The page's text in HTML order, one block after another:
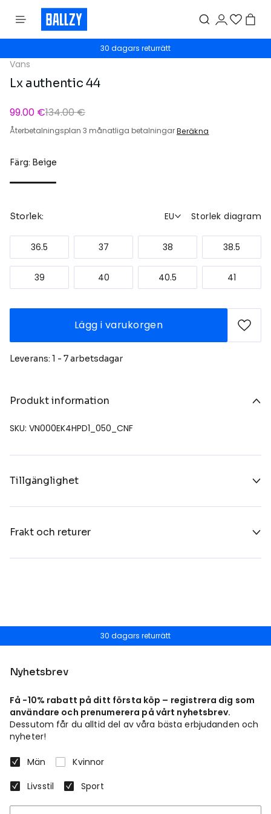
30 dagars returrätt
Vans
Lx authentic 44
99.00 €134.00 €
Återbetalningsplan 3 månatliga betalningarBeräkna
Färg: Beige
Storlek: EU Storlek diagram
36.5 37 38 38.5
39 40 40.5 41
Lägg i varukorgen
Leverans: 1 - 7 arbetsdagar
Produkt information
SKU: VN000EK4HPD1_050_CNF
Tillgänglighet
Frakt och returer
30 dagars returrätt
Nyhetsbrev
Få -10% rabatt på ditt första köp – registrera dig som
användare och prenumerera på vårt nyhetsbrev.
Dessutom får du alltid del av våra bästa erbjudanden och
nyheter!
Män
Kvinnor
Livsstil
Sport